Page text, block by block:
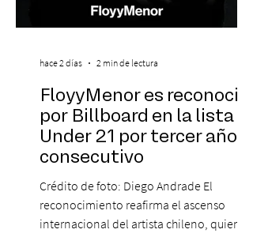
FloyyMenor es reconocido
por Billboard en la lista 21
Under 21 por tercer año
consecutivo
Crédito de foto: Diego Andrade El
reconocimiento reafirma el ascenso
internacional del artista chileno, quien
hace 2 días 2 min de lectura